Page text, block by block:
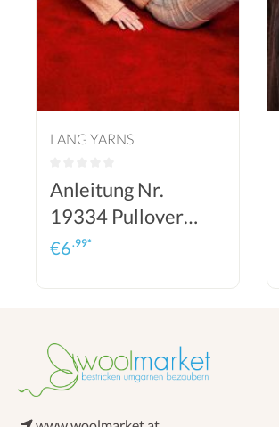
LANG YARNS
Anleitung Nr.
19334 Pullover
Debbie aus Baby
€6.99*